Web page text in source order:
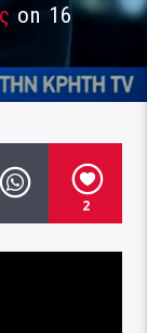
on 16
2